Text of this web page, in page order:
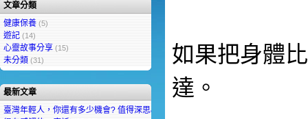
文章分類
健康保養 (5)
遊記 (14)
心靈故事分享 (15)
未分類 (31)
最新文章
臺灣年輕人，你還有多少機會? 值得深思&省思
如果把身體
達。